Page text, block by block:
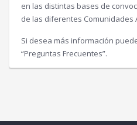
en las distintas bases de
de las diferentes Comunidades
Si desea más información
“Preguntas Frecuentes”.